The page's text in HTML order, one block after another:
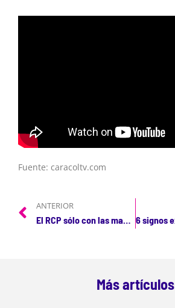
Fuente: caracoltv.com
ANTERIOR
El RCP sólo con las manos, duplica oportunidades de supervivencia
Más artículos